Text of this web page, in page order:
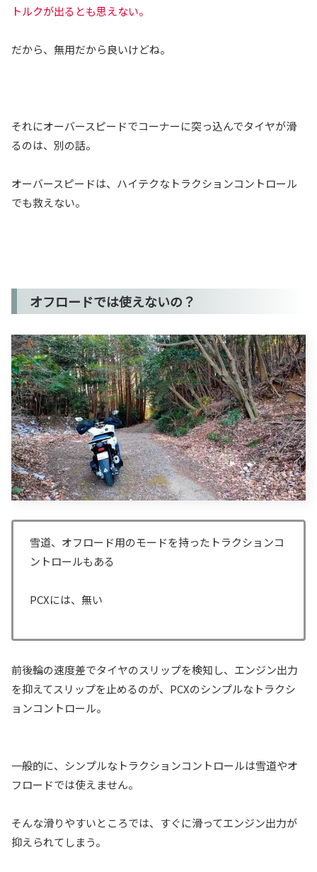
トルクが出るとも思えない。
だから、無用だから良いけどね。
それにオーバースピードでコーナーに突っ込んでタイヤが滑
るのは、別の話。
オーバースピードは、ハイテクなトラクションコントロール
でも救えない。
オフロードでは使えないの？
雪道、オフロード用のモードを持ったトラクションコ
ントロールもある
PCXには、無い
前後輪の速度差でタイヤのスリップを検知し、エンジン出力
を抑えてスリップを止めるのが、PCXのシンプルなトラクシ
ョンコントロール。
一般的に、シンプルなトラクションコントロールは雪道やオ
フロードでは使えません。
そんな滑りやすいところでは、すぐに滑ってエンジン出力が
抑えられてしまう。